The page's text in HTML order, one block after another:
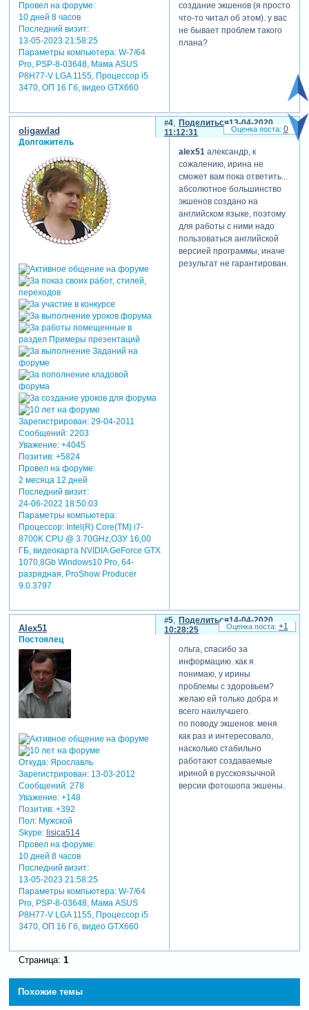
Провел на форуме:
10 дней 8 часов
Последний визит:
13-05-2023 21:58:25
Параметры компьютера:W-7/64
Pro, PSP-8-03648, Мама ASUS
P8H77-V LGA 1155, Процессор i5
3470, ОП 16 Гб, видео GTX660
создание экшенов (я просто
что-то читал об этом). у вас
не бывает проблем такого
плана?
Поделиться
4
13-04-2020
11:12:31
oligawlad
Долгожитель
Зарегистрирован: 29-04-2011
Сообщений:2203
Уважение: +4045
Позитив: +5824
Провел на форуме:
2 месяца 12 дней
Последний визит:
24-06-2022 18:50:03
Параметры компьютера:
Процессор: Intel(R) Core(TM) i7-
8700K CPU @ 3.70GHz,ОЗУ 16,00
ГБ, видеокарта NVIDIA GeForce GTX
1070,8Gb Windows10 Pro, 64-
разрядная, ProShow Producer
9.0.3797
alex51александр, к
сожалению, ирина не
сможет вам пока ответить...
абсолютное большинство
экшенов создано на
английском языке, поэтому
для работы с ними надо
пользоваться английской
версией программы, иначе
результат не гарантирован.
0
Поделиться
5
14-04-2020
10:28:25
Alex51
Постоялец
Откуда:Ярославль
Зарегистрирован: 13-03-2012
Сообщений:278
Уважение: +148
Позитив: +392
Пол:Мужской
Skype: lisica514
Провел на форуме:
10 дней 8 часов
Последний визит:
13-05-2023 21:58:25
Параметры компьютера:W-7/64
Pro, PSP-8-03648, Мама ASUS
P8H77-V LGA 1155, Процессор i5
3470, ОП 16 Гб, видео GTX660
ольга, спасибо за
информацию. как я
понимаю, у ирины
проблемы с здоровьем?
желаю ей только добра и
всего наилучшего.
по поводу экшенов: меня
как раз и интересовало,
насколько стабильно
работают создаваемые
ириной в русскоязычной
версии фотошопа экшены.
+1
Страница: 1
Похожие темы